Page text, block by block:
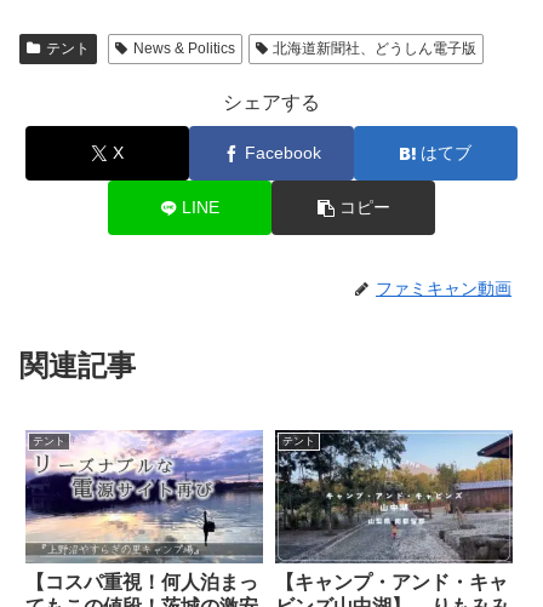
テント News & Politics 北海道新聞社、どうしん電子版
シェアする
X Facebook はてブ
LINE コピー
ファミキャン動画
関連記事
テント
【コスパ重視！何人泊まっ
テント
【キャンプ・アンド・キャ